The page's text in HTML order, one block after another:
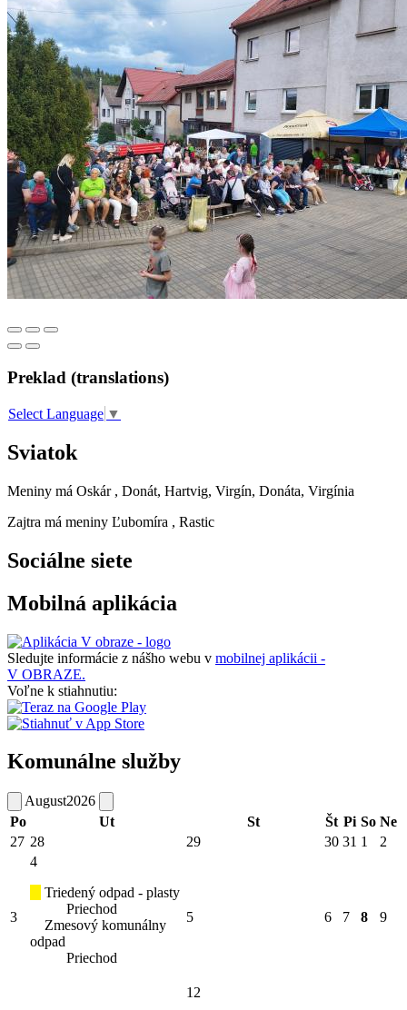
Preklad (translations)
Select Language ▼
Sviatok
Meniny má Oskár , Donát, Hartvig, Virgín, Donáta, Virgínia
Zajtra má meniny Ľubomíra , Rastic
Sociálne siete
Mobilná aplikácia
Sledujte informácie z nášho webu v mobilnej aplikácii -
V OBRAZE.
Voľne k stiahnutiu:
Komunálne služby
August2026
Po
Ut St Št Pi So Ne
27 28 29 30 31 1 2
3
4
Triedený odpad - plasty
Priechod
Zmesový komunálny
odpad
Priechod
5 6 7 8 9
12